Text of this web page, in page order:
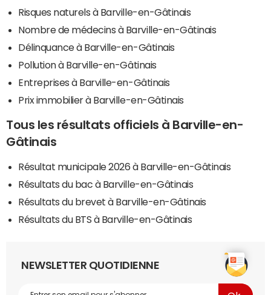
Risques naturels à Barville-en-Gâtinais
Nombre de médecins à Barville-en-Gâtinais
Délinquance à Barville-en-Gâtinais
Pollution à Barville-en-Gâtinais
Entreprises à Barville-en-Gâtinais
Prix immobilier à Barville-en-Gâtinais
Tous les résultats officiels à Barville-en-
Gâtinais
Résultat municipale 2026 à Barville-en-Gâtinais
Résultats du bac à Barville-en-Gâtinais
Résultats du brevet à Barville-en-Gâtinais
Résultats du BTS à Barville-en-Gâtinais
NEWSLETTER QUOTIDIENNE